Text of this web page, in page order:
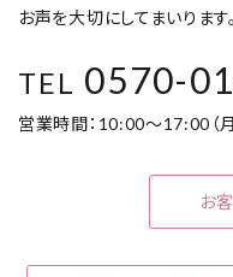
お声を大切にしてまいります。
TEL 0570-
営業時間：10:00～17:00（
お